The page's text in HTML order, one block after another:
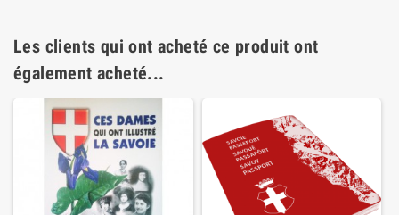
Les clients qui ont acheté ce produit ont
également acheté...